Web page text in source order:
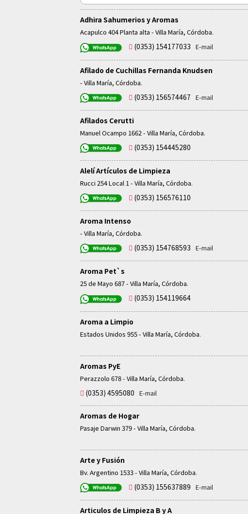
Adhira Sahumerios y Aromas
Acapulco 404 Planta alta - Villa María, Córdoba.
(0353) 154177033 E-mail
Afilado de Cuchillas Fernanda Knudsen
- Villa María, Córdoba.
(0353) 156574467 E-mail
Afilados Cerutti
Manuel Ocampo 1662 - Villa María, Córdoba.
(0353) 154445280
Alelí Artículos de Limpieza
Rucci 254 Local 1 - Villa María, Córdoba.
(0353) 156576110
Aroma Intenso
- Villa María, Córdoba.
(0353) 154768593 E-mail
Aroma Pet`s
25 de Mayo 687 - Villa María, Córdoba.
(0353) 154119664
Aroma a Limpio
Estados Unidos 955 - Villa María, Córdoba.
Aromas PyE
Perazzolo 678 - Villa María, Córdoba.
(0353) 4595080 E-mail
Aromas de Hogar
Pasaje Darwin 379 - Villa María, Córdoba.
Arte y Fusión
Bv. Argentino 1533 - Villa María, Córdoba.
(0353) 155637889 E-mail
Articulos de Limpieza B y A